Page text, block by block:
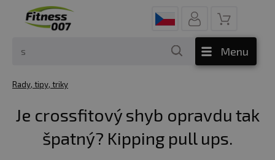
Menu
Rady, tipy, triky
Je crossfitový shyb opravdu tak
špatný? Kipping pull ups.